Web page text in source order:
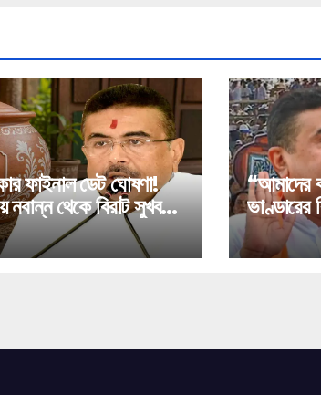
ফাইনাল ডেট ঘোষণা!
নবান্ন থেকে বিরাট সুখবর
অধিকারী!
“আমাদের
ভাণ্ডারের
বিস্ফোরক